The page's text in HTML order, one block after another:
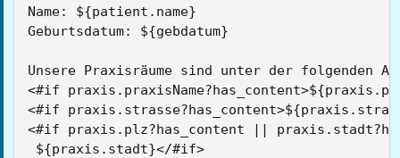
Name: ${patient.name}
Geburtsdatum: ${gebdatum}
Unsere Praxisräume sind unter der folgenden
<#if
<#if
<#if praxis.plz?has_content ||
${praxis.stadt}</#if>